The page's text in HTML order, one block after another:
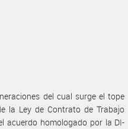
del cual surge el tope
la Ley de Contrato de Trabajo
acuerdo homologado por la DI-